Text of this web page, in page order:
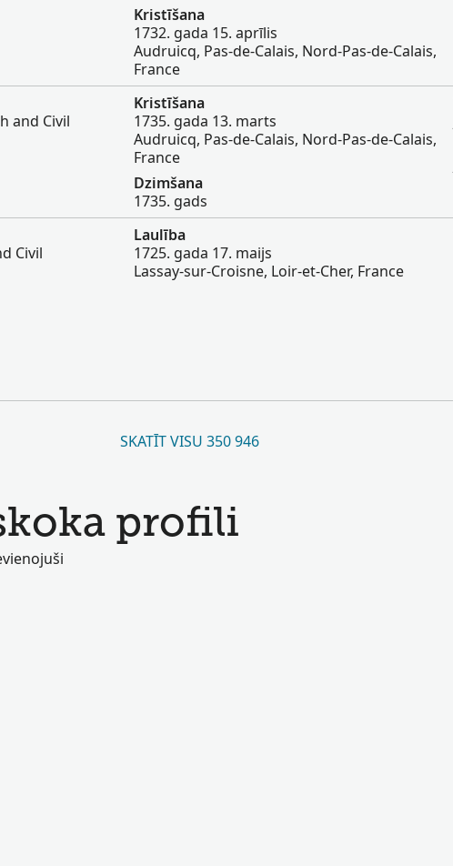
Kristīšana
1732. gada 15. aprīlis
Audruicq, Pas-de-Calais, Nord-Pas-de-Calais,
France
and Civil
Kristīšana
1735. gada 13. marts
Audruicq, Pas-de-Calais, Nord-Pas-de-Calais,
France
Dzimšana
1735. gads
Civil
Laulība
1725. gada 17. maijs
Lassay-sur-Croisne, Loir-et-Cher, France
SKATĪT VISU 350 946
profili